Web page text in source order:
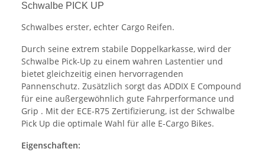
Schwalbe PICK UP
Schwalbes erster, echter Cargo Reifen.
Durch seine extrem stabile Doppelkarkasse, wird der
Schwalbe Pick-Up zu einem wahren Lastentier und
bietet gleichzeitig einen hervorragenden
Pannenschutz. Zusätzlich sorgt das ADDIX E Compound
für eine außergewöhnlich gute Fahrperformance und
Grip . Mit der ECE-R75 Zertifizierung, ist der Schwalbe
Pick Up die optimale Wahl für alle E-Cargo Bikes.
Eigenschaften: